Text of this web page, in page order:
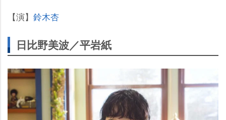
【演】 鈴木杏
日比野美波／平岩紙